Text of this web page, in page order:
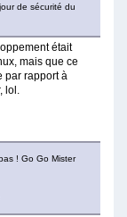
de sécurité du
était
mais que ce
par rapport à
lol.
! Go Go Mister